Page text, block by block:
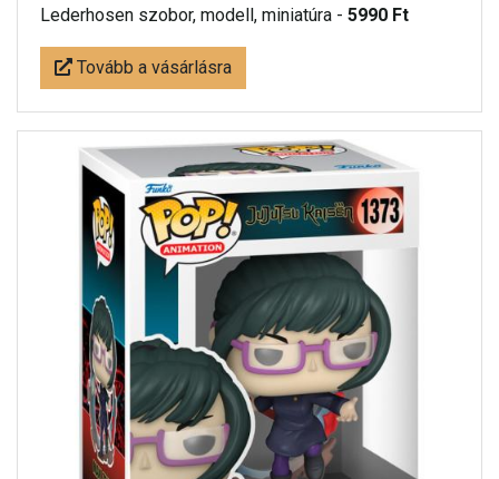
Lederhosen szobor, modell, miniatúra - 5990 Ft
Tovább a vásárlásra